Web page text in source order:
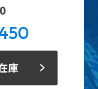
庫